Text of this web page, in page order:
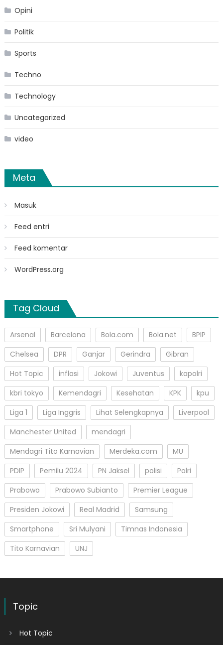
Opini
Politik
Sports
Techno
Technology
Uncategorized
video
Meta
Masuk
Feed entri
Feed komentar
WordPress.org
Tag Cloud
Arsenal Barcelona Bola.com Bola.net
BPIP
Chelsea
DPR Ganjar Gerindra
Gibran
Hot Topic
inflasi Jokowi Juventus
kapolri
kbri tokyo
Kemendagri Kesehatan KPK
kpu
Liga 1
Liga Inggris Lihat Selengkapnya
Liverpool
Manchester United
mendagri
Mendagri Tito Karnavian
Merdeka.com
MU
PDIP
Pemilu 2024 PN Jaksel polisi
Polri
Prabowo
Prabowo Subianto
Premier League
Presiden Jokowi
Real Madrid
Samsung
Smartphone
Sri Mulyani
Timnas Indonesia
Tito Karnavian
UNJ
Topic
Hot Topic